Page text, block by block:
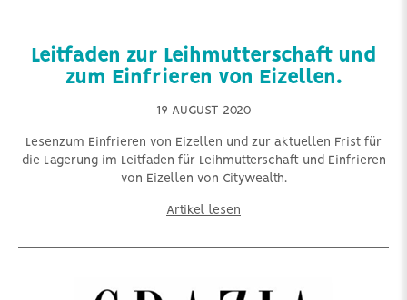
Leitfaden zur Leihmutterschaft und
zum Einfrieren von Eizellen.
19 AUGUST 2020
Lesenzum Einfrieren von Eizellen und zur aktuellen Frist für
die Lagerung im Leitfaden für Leihmutterschaft und Einfrieren
von Eizellen von Citywealth.
Artikel lesen